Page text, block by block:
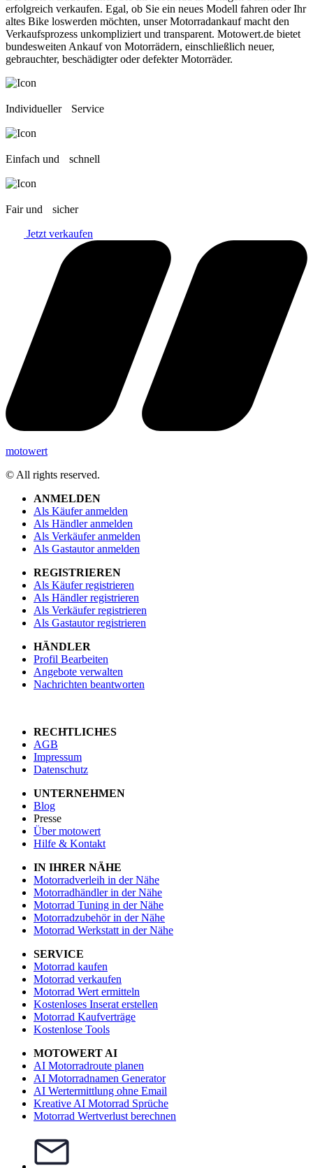
erfolgreich verkaufen. Egal, ob Sie ein neues Modell fahren oder Ihr
altes Bike loswerden möchten, unser Motorradankauf macht den
Verkaufsprozess unkompliziert und transparent. Motowert.de bietet
bundesweiten Ankauf von Motorrädern, einschließlich neuer,
gebrauchter, beschädigter oder defekter Motorräder.
Individueller Service
Einfach und schnell
Fair und sicher
Jetzt verkaufen
motowert
© All rights reserved.
ANMELDEN
Als Käufer anmelden
Als Händler anmelden
Als Verkäufer anmelden
Als Gastautor anmelden
REGISTRIEREN
Als Käufer registrieren
Als Händler registrieren
Als Verkäufer registrieren
Als Gastautor registrieren
HÄNDLER
Profil Bearbeiten
Angebote verwalten
Nachrichten beantworten
RECHTLICHES
AGB
Impressum
Datenschutz
UNTERNEHMEN
Blog
Presse
Über motowert
Hilfe & Kontakt
IN IHRER NÄHE
Motorradverleih in der Nähe
Motorradhändler in der Nähe
Motorrad Tuning in der Nähe
Motorradzubehör in der Nähe
Motorrad Werkstatt in der Nähe
SERVICE
Motorrad kaufen
Motorrad verkaufen
Motorrad Wert ermitteln
Kostenloses Inserat erstellen
Motorrad Kaufverträge
Kostenlose Tools
MOTOWERT AI
AI Motorradroute planen
AI Motorradnamen Generator
AI Wertermittlung ohne Email
Kreative AI Motorrad Sprüche
Motorrad Wertverlust berechnen